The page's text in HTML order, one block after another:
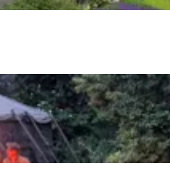
hofje, de weidsheid van het ommeland